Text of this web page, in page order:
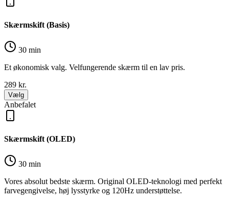
Skærmskift (Basis)
30 min
Et økonomisk valg. Velfungerende skærm til en lav pris.
289 kr.
Vælg
Anbefalet
Skærmskift (OLED)
30 min
Vores absolut bedste skærm. Original OLED-teknologi med perfekt
farvegengivelse, høj lysstyrke og 120Hz understøttelse.